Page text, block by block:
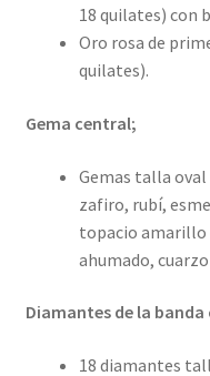
18 quilates) con
Oro rosa de
quilates).
Gema central;
Gemas talla oval
zafiro, rubí,
topacio amarillo
ahumado,
Diamantes de la
18 diamantes